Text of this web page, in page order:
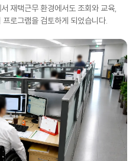
이면서도 업무 운영에 문제가 생기지
재택근무 환경에서도 조회와 교육,